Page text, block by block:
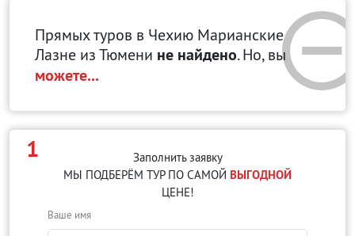
Прямых туров в Чехию Марианские
Лазне из Тюмени не найдено. Но, вы
можете...
1
Заполнить заявку
МЫ ПОДБЕРЁМ ТУР ПО САМОЙ ВЫГОДНОЙ
ЦЕНЕ!
Ваше имя